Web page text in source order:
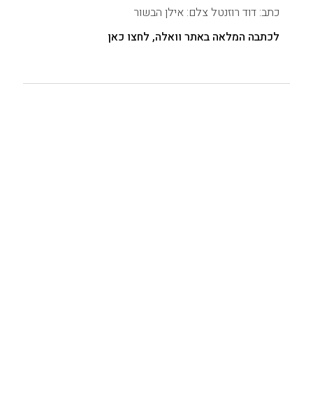
כתב: דוד רוזנטל צלם: אילן הבשור
לכתבה המלאה באתר וואלה, לחצו כאן